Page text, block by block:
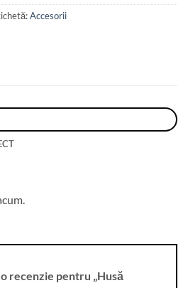
Accesorii
recenzie pentru „Husă